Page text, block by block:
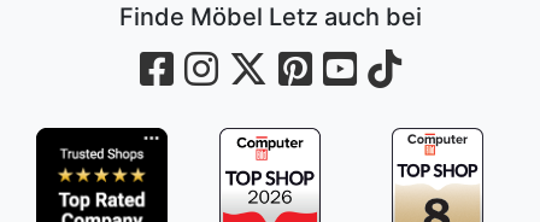
Finde Möbel Letz auch bei